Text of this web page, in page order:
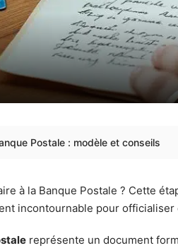
Postale : modèle et conseils
à la Banque Postale ? Cette
incontournable pour
représente un document